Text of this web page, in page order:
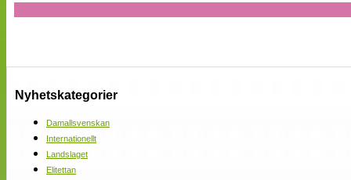
Nyhetskategorier
Damallsvenskan
Internationellt
Landslaget
Elitettan